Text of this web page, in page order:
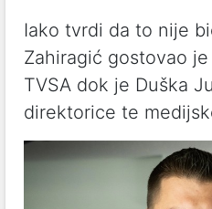
Iako tvrdi da to nije
Zahiragić gostovao
TVSA dok je Duška
direktorice te